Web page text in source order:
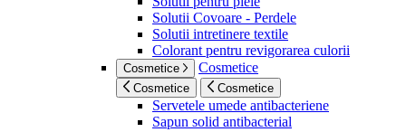
Solutii Covoare - Perdele
Solutii intretinere textile
Colorant pentru revigorarea culorii
Cosmetice Cosmetice
Cosmetice Cosmetice
Servetele umede antibacteriene
Sapun solid antibacterial